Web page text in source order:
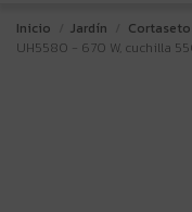
Inicio Jardín
UH5580 - 670 W, cuchilla